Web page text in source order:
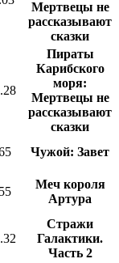
Мертвецы не
рассказывают
сказки
Пираты
Карибского
моря:
Мертвецы не
рассказывают
сказки
Чужой: Завет
Меч короля
Артура
Стражи
Галактики.
Часть 2